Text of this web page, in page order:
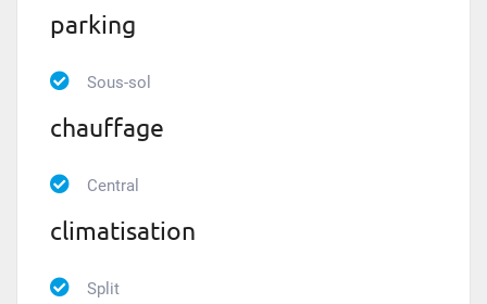
parking
Sous-sol
chauffage
Central
climatisation
Split